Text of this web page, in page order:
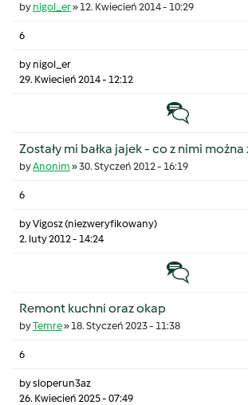
by nigol_er»12. Kwiecień 2014 - 10:29
6
by nigol_er
29. Kwiecień 2014 - 12:12
Temat
Zostały mi bałka jajek - co z nimi
byAnonim »30. Styczeń 2012 - 16:19
6
byVigosz (niezweryfikowany)
2. luty 2012 - 14:24
Temat
Remont kuchni oraz okap
byTemre»18. Styczeń 2023 - 11:38
6
bysloperun3az
26. Kwiecień 2025 - 07:49